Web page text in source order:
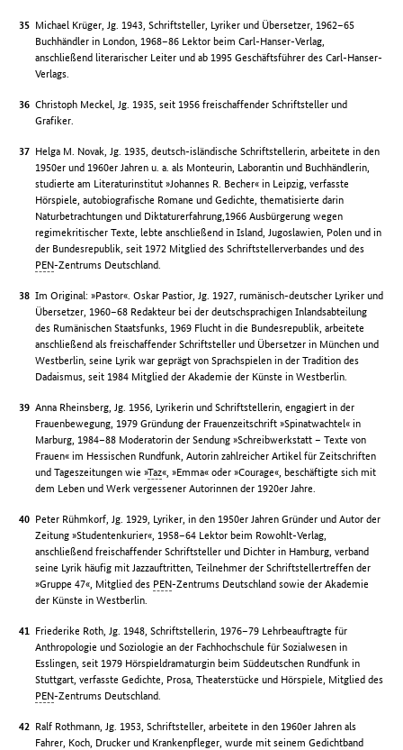
Michael Krüger, Jg. 1943, Schriftsteller, Lyriker und Übersetzer, 1962–65
Buchhändler in London, 1968–86 Lektor beim Carl-Hanser-Verlag,
anschließend literarischer Leiter und ab 1995 Geschäftsführer des Carl-Hanser-
Verlags.
Christoph Meckel, Jg. 1935, seit 1956 freischaffender Schriftsteller und
Grafiker.
Helga M. Novak, Jg. 1935, deutsch-isländische Schriftstellerin, arbeitete in den
1950er und 1960er Jahren u. a. als Monteurin, Laborantin und Buchhändlerin,
studierte am Literaturinstitut »Johannes R. Becher« in Leipzig, verfasste
Hörspiele, autobiografische Romane und Gedichte, thematisierte darin
Naturbetrachtungen und Diktaturerfahrung,1966 Ausbürgerung wegen
regimekritischer Texte, lebte anschließend in Island, Jugoslawien, Polen und in
der Bundesrepublik, seit 1972 Mitglied des Schriftstellerverbandes und des
PEN-Zentrums Deutschland.
Im Original: »Pastor«. Oskar Pastior, Jg. 1927, rumänisch-deutscher Lyriker und
Übersetzer, 1960–68 Redakteur bei der deutschsprachigen Inlandsabteilung
des Rumänischen Staatsfunks, 1969 Flucht in die Bundesrepublik, arbeitete
anschließend als freischaffender Schriftsteller und Übersetzer in München und
Westberlin, seine Lyrik war geprägt von Sprachspielen in der Tradition des
Dadaismus, seit 1984 Mitglied der Akademie der Künste in Westberlin.
Anna Rheinsberg, Jg. 1956, Lyrikerin und Schriftstellerin, engagiert in der
Frauenbewegung, 1979 Gründung der Frauenzeitschrift »Spinatwachtel« in
Marburg, 1984–88 Moderatorin der Sendung »Schreibwerkstatt – Texte von
Frauen« im Hessischen Rundfunk, Autorin zahlreicher Artikel für Zeitschriften
und Tageszeitungen wie »Taz«, »Emma« oder »Courage«, beschäftigte sich mit
dem Leben und Werk vergessener Autorinnen der 1920er Jahre.
Peter Rühmkorf, Jg. 1929, Lyriker, in den 1950er Jahren Gründer und Autor der
Zeitung »Studentenkurier«, 1958–64 Lektor beim Rowohlt-Verlag,
anschließend freischaffender Schriftsteller und Dichter in Hamburg, verband
seine Lyrik häufig mit Jazzauftritten, Teilnehmer der Schriftstellertreffen der
»Gruppe 47«, Mitglied des PEN-Zentrums Deutschland sowie der Akademie
der Künste in Westberlin.
Friederike Roth, Jg. 1948, Schriftstellerin, 1976–79 Lehrbeauftragte für
Anthropologie und Soziologie an der Fachhochschule für Sozialwesen in
Esslingen, seit 1979 Hörspieldramaturgin beim Süddeutschen Rundfunk in
Stuttgart, verfasste Gedichte, Prosa, Theaterstücke und Hörspiele, Mitglied des
PEN-Zentrums Deutschland.
Ralf Rothmann, Jg. 1953, Schriftsteller, arbeitete in den 1960er Jahren als
Fahrer, Koch, Drucker und Krankenpfleger, wurde mit seinem Gedichtband